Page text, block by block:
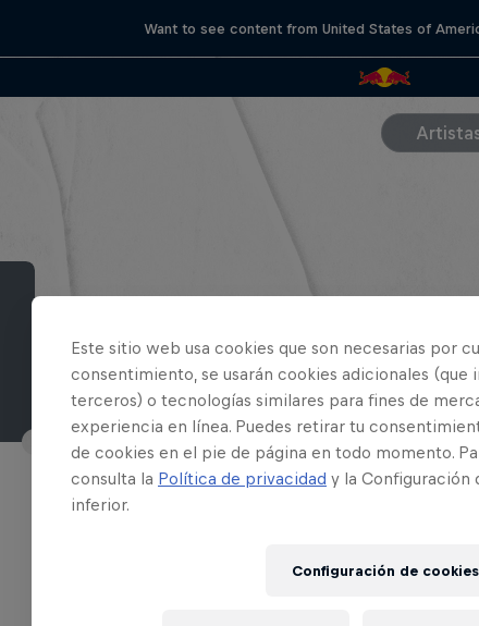
Want to see content from United States of
Este sitio web usa cookies que son necesarias por
consentimiento, se usarán cookies adicionales (que
terceros) o tecnologías similares para fines de
experiencia en línea. Puedes retirar tu
de cookies en el pie de página en todo momento.
consulta la Política de privacidad y la Configuración
inferior.
Configuración de cookies